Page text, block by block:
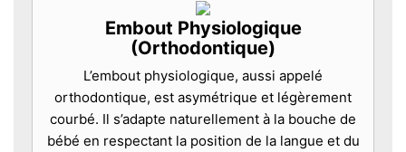
Embout Physiologique
(Orthodontique)
L’embout physiologique, aussi appelé
orthodontique, est asymétrique et légèrement
courbé. Il s’adapte naturellement à la bouche de
bébé en respectant la position de la langue et du